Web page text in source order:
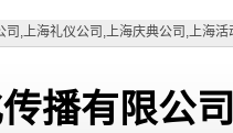
,上海礼仪公司,上海庆典公司,上海
播有限公